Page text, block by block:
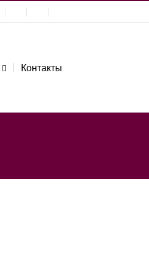
Контакты